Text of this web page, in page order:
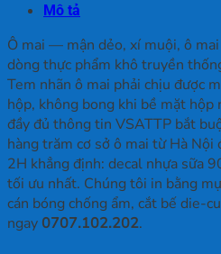
Ô
Mai
số
lượng
Mô tả
Ô mai — mận dẻo, xí muội, ô
dòng thực phẩm khô truyền
Tem nhãn ô mai phải chịu được
hộp, không bong khi bề mặt hộp
đầy đủ thông tin VSATTP bắt
hàng trăm cơ sở ô mai từ Hà Nội
2H khẳng định: decal nhựa sữa
tối ưu nhất. Chúng tôi in bằng
cán bóng chống ẩm, cắt bế die-
ngay 0707.102.202.